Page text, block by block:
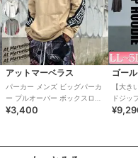
アットマーベラス
パーカー メンズ ビッグパーカ
ー プルオーバー ボックスロゴ
ストリート 長袖 大きいサイズ
¥3,400
ゴー
【大き
ドジッ
ズ レデ